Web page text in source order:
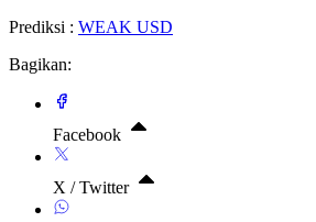
Prediksi : WEAK USD
Bagikan:
Facebook
X / Twitter